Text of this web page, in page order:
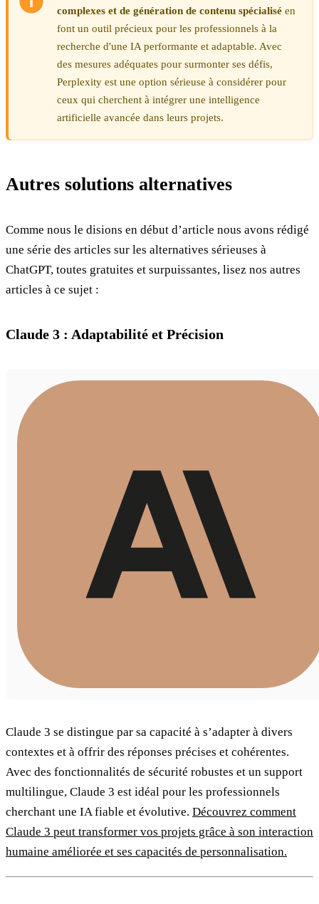
complexes et de génération de contenu spécialisé en
font un outil précieux pour les professionnels à la
recherche d'une IA performante et adaptable. Avec
des mesures adéquates pour surmonter ses défis,
Perplexity est une option sérieuse à considérer pour
ceux qui cherchent à intégrer une intelligence
artificielle avancée dans leurs projets.
Autres solutions alternatives
Comme nous le disions en début d’article nous avons rédigé
une série des articles sur les alternatives sérieuses à
ChatGPT, toutes gratuites et surpuissantes, lisez nos autres
articles à ce sujet :
Claude 3 : Adaptabilité et Précision
Claude 3 se distingue par sa capacité à s’adapter à divers
contextes et à offrir des réponses précises et cohérentes.
Avec des fonctionnalités de sécurité robustes et un support
multilingue, Claude 3 est idéal pour les professionnels
cherchant une IA fiable et évolutive. Découvrez comment
Claude 3 peut transformer vos projets grâce à son interaction
humaine améliorée et ses capacités de personnalisation.